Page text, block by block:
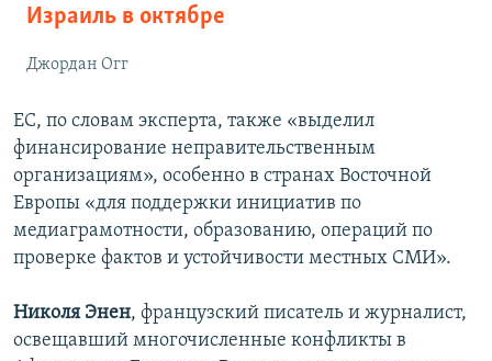
Израиль в октябре
Джордан Огг
ЕС, по словам эксперта, также «выделил
финансирование неправительственным
организациям», особенно в странах Восточной
Европы «для поддержки инициатив по
медиаграмотности, образованию, операций по
проверке фактов и устойчивости местных СМИ».
Николя Энен, французский писатель и журналист,
освещавший многочисленные конфликты в